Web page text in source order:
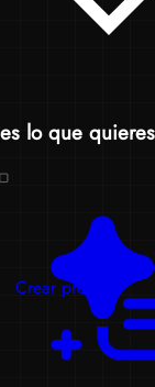
lo que
Crear prompts